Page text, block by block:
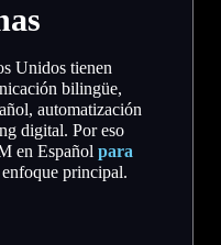
Unidos tienen
bilingüe,
automatización
digital. Por eso
en Español para
principal.